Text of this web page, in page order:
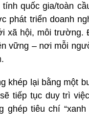
quốc gia/toàn
phát triển doanh
xã hội, môi trường.
vững – nơi mỗi
khép lại bằng một
tiếp tục duy trì
ghép tiêu chí